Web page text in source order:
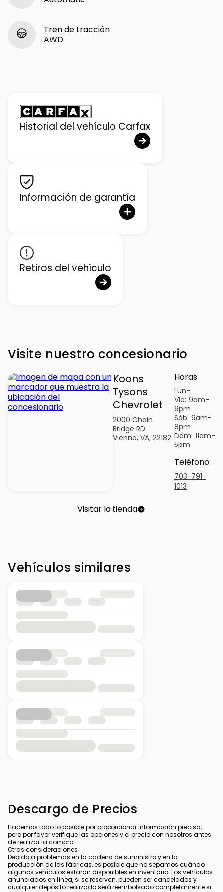
Tren de tracción
AWD
Historial del vehículo Carfax
Información de garantía
Retiros del vehículo
Visite nuestro concesionario
Koons
Tysons
Chevrolet
2000 Chain
Bridge RD
Vienna, VA, 22182
Horas
Lun-
Vie: 9am-
9pm
Sáb: 9am-
8pm
Dom: 11am-
5pm
Teléfono:
703-791-
1013
Visitar la tienda
Vehículos similares
Descargo de Precios
Hacemos todo lo posible por proporcionar información precisa,
pero por favor verifique las opciones y el precio con nosotros antes
de realizar la compra.
Otras consideraciones
Debido a problemas en la cadena de suministro y en la
producción de las fábricas, es posible que no sepamos cuándo
algunos vehículos estarán disponibles en inventario. Los vehículos
anunciados en línea, si se reservan, pueden ser cancelados y
cualquier depósito realizado será reembolsado completamente si